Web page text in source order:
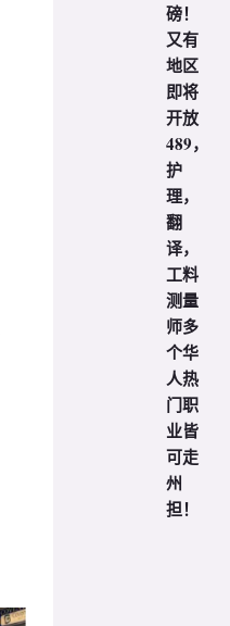
磅！
又有
地区
即将
开放
489，
护
理，
翻
译，
工料
测量
师多
个华
人热
门职
业皆
可走
州
担！